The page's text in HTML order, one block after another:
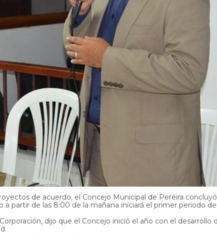
de acuerdo, el Concejo Municipal de Pereira
partir de las 8:00 de la mañana iniciará el primer periodo de
dijo que el Concejo inició el año con el